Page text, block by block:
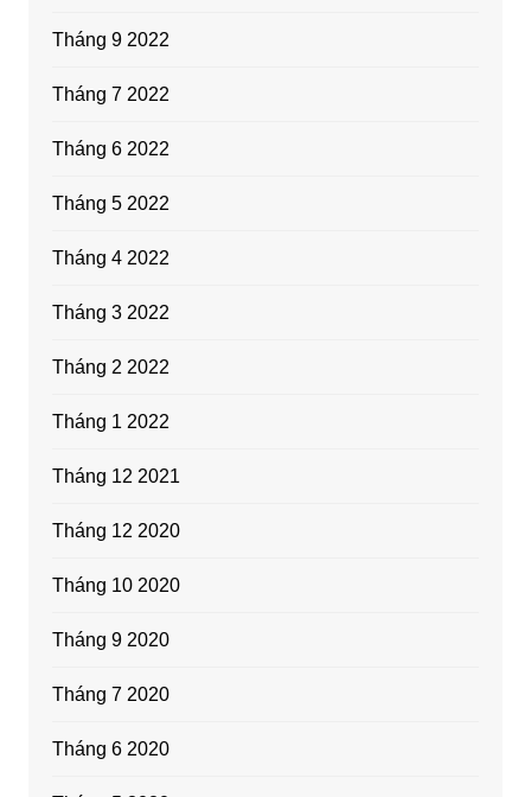
Tháng 9 2022
Tháng 7 2022
Tháng 6 2022
Tháng 5 2022
Tháng 4 2022
Tháng 3 2022
Tháng 2 2022
Tháng 1 2022
Tháng 12 2021
Tháng 12 2020
Tháng 10 2020
Tháng 9 2020
Tháng 7 2020
Tháng 6 2020